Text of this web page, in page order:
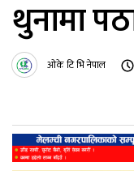
थुनामा
ओके टि भि नेपाल